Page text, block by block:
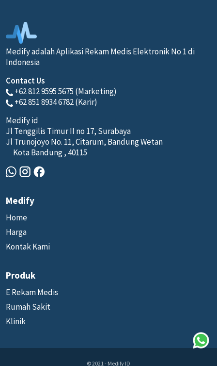
Medify adalah Aplikasi Rekam Medis Elektronik No 1 di
Indonesia
Contact Us
+62 812 9595 5675 (Marketing)
+62 851 8934 6782 (Karir)
Medify id
Jl Tenggilis Timur II no 17, Surabaya
Jl Trunojoyo No. 11, Citarum, Bandung Wetan
Kota Bandung , 40115
Medify
Home
Harga
Kontak Kami
Produk
E Rekam Medis
Rumah Sakit
Klinik
© 2021 - Medify ID